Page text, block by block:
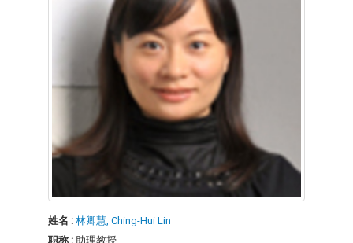
姓名 : 林卿慧, Ching-Hui Lin
职称 : 助理教授